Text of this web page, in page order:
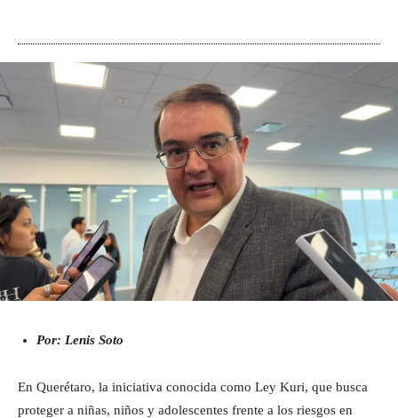
Por: Lenis Soto
En Querétaro, la iniciativa conocida como Ley Kuri, que busca
proteger a niñas, niños y adolescentes frente a los riesgos en